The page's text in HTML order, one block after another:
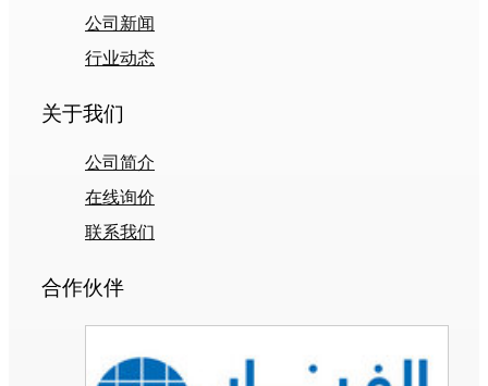
公司新闻
行业动态
关于我们
公司简介
在线询价
联系我们
合作伙伴